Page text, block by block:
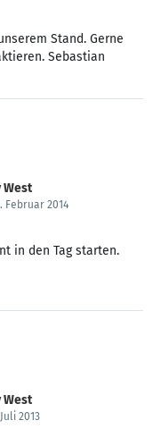
Stand. Gerne
Sebastian
West
Februar 2014
in den Tag starten.
West
2013